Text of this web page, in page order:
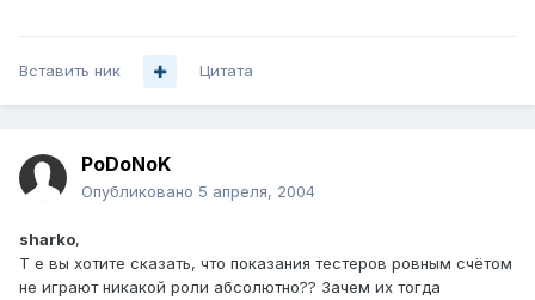
Вставить ник Цитата
PoDoNoK
Опубликовано 5 апреля, 2004
sharko,
Т е вы хотите сказать, что показания тестеров ровным счётом
не играют никакой роли абсолютно?? Зачем их тогда